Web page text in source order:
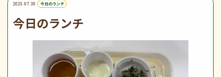
2025.07.30 今日のランチ
今日のランチ